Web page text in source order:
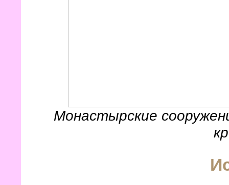
Монастырские